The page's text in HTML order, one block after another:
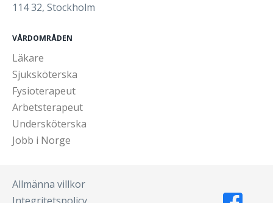
114 32, Stockholm
VÅRDOMRÅDEN
Läkare
Sjuksköterska
Fysioterapeut
Arbetsterapeut
Undersköterska
Jobb i Norge
Allmänna villkor
Integritetspolicy